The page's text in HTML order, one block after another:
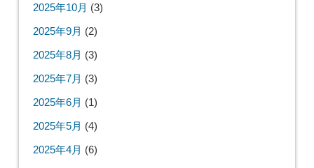
2025年10月 (3)
2025年9月 (2)
2025年8月 (3)
2025年7月 (3)
2025年6月 (1)
2025年5月 (4)
2025年4月 (6)